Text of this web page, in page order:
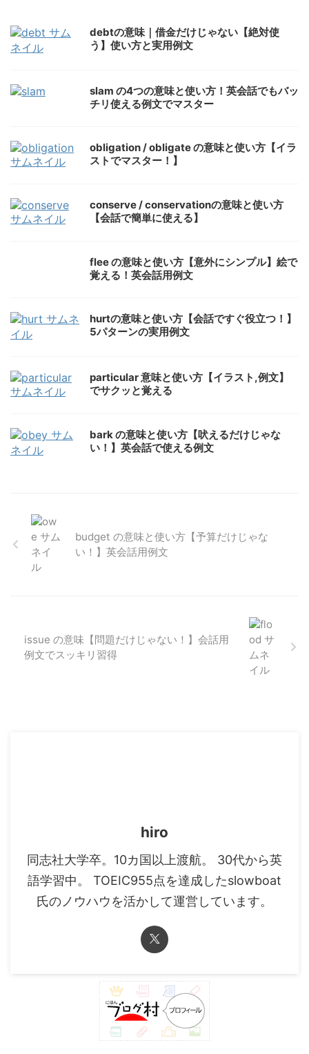
debtの意味｜借金だけじゃない【絶対使
う】使い方と実用例文
slam の4つの意味と使い方！英会話でもバッ
チリ使える例文でマスター
obligation / obligate の意味と使い方【イラ
ストでマスター！】
conserve / conservationの意味と使い方
【会話で簡単に使える】
flee の意味と使い方【意外にシンプル】絵で
覚える！英会話用例文
hurtの意味と使い方【会話ですぐ役立つ！】
5パターンの実用例文
particular 意味と使い方【イラスト,例文】
でサクッと覚える
bark の意味と使い方【吠えるだけじゃな
い！】英会話で使える例文
budget の意味と使い方【予算だけじゃな
い！】英会話用例文
issue の意味【問題だけじゃない！】会話用
例文でスッキリ習得
hiro
同志社大学卒。10カ国以上渡航。 30代から英
語学習中。 TOEIC955点を達成したslowboat
氏のノウハウを活かして運営しています。